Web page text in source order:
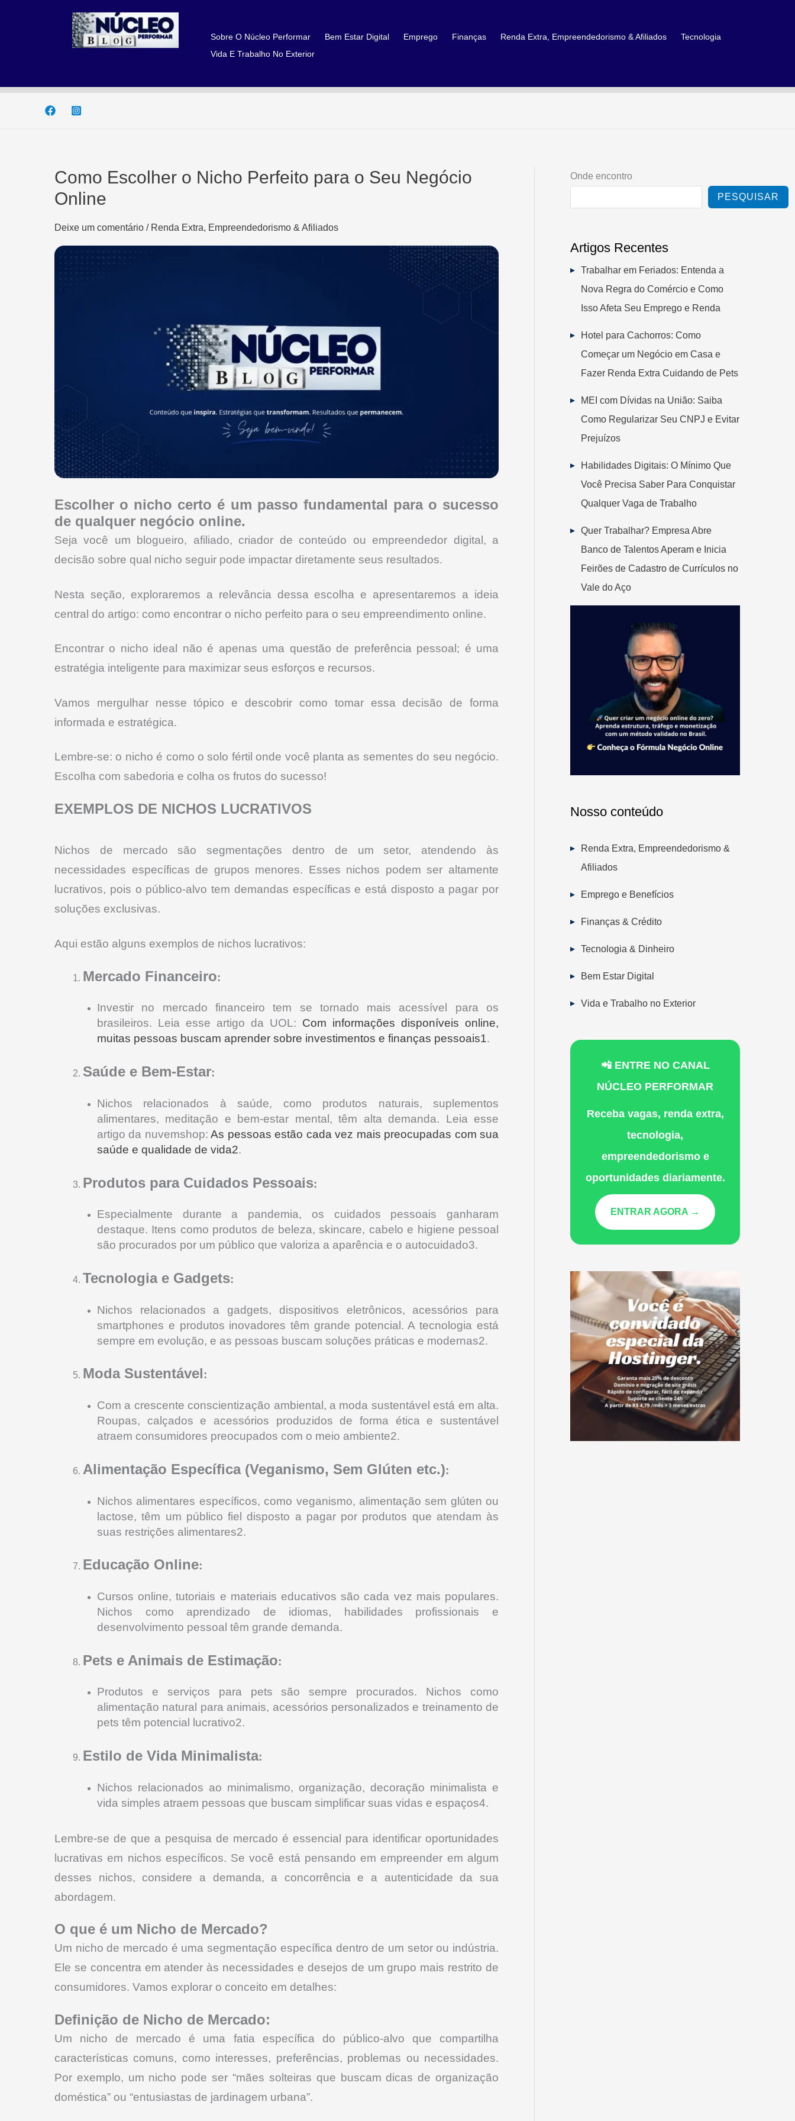
Sobre O Núcleo Performar Bem Estar Digital Emprego Finanças Renda Extra, Empreendedorismo & Afiliados
Tecnologia
Vida E Trabalho No Exterior
Como Escolher o Nicho Perfeito para o Seu Negócio
Online
Deixe um comentário / Renda Extra, Empreendedorismo & Afiliados
Escolher o nicho certo é um passo fundamental para o sucesso
de qualquer negócio online.
Seja você um blogueiro, afiliado, criador de conteúdo ou empreendedor digital, a
decisão sobre qual nicho seguir pode impactar diretamente seus resultados.
Nesta seção, exploraremos a relevância dessa escolha e apresentaremos a ideia
central do artigo: como encontrar o nicho perfeito para o seu empreendimento online.
Encontrar o nicho ideal não é apenas uma questão de preferência pessoal; é uma
estratégia inteligente para maximizar seus esforços e recursos.
Vamos mergulhar nesse tópico e descobrir como tomar essa decisão de forma
informada e estratégica.
Lembre-se: o nicho é como o solo fértil onde você planta as sementes do seu negócio.
Escolha com sabedoria e colha os frutos do sucesso!
EXEMPLOS DE NICHOS LUCRATIVOS
Nichos de mercado são segmentações dentro de um setor, atendendo às
necessidades específicas de grupos menores. Esses nichos podem ser altamente
lucrativos, pois o público-alvo tem demandas específicas e está disposto a pagar por
soluções exclusivas.
Aqui estão alguns exemplos de nichos lucrativos:
Mercado Financeiro:
Investir no mercado financeiro tem se tornado mais acessível para os
brasileiros. Leia esse artigo da UOL: Com informações disponíveis online,
muitas pessoas buscam aprender sobre investimentos e finanças pessoais1.
Saúde e Bem-Estar:
Nichos relacionados à saúde, como produtos naturais, suplementos
alimentares, meditação e bem-estar mental, têm alta demanda. Leia esse
artigo da nuvemshop:As pessoas estão cada vez mais preocupadas com sua
saúde e qualidade de vida2.
Produtos para Cuidados Pessoais:
Especialmente durante a pandemia, os cuidados pessoais ganharam
destaque. Itens como produtos de beleza, skincare, cabelo e higiene pessoal
são procurados por um público que valoriza a aparência e o autocuidado3.
Tecnologia e Gadgets:
Nichos relacionados a gadgets, dispositivos eletrônicos, acessórios para
smartphones e produtos inovadores têm grande potencial.A tecnologia está
sempre em evolução, e as pessoas buscam soluções práticas e modernas2.
Moda Sustentável:
Com a crescente conscientização ambiental, a moda sustentável está em alta.
Roupas, calçados e acessórios produzidos de forma ética e sustentável
atraem consumidores preocupados com o meio ambiente2.
Alimentação Específica (Veganismo, Sem Glúten etc.):
Nichos alimentares específicos, como veganismo, alimentação sem glúten ou
lactose, têm um público fiel disposto a pagar por produtos que atendam às
suas restrições alimentares2.
Educação Online:
Cursos online, tutoriais e materiais educativos são cada vez mais populares.
Nichos como aprendizado de idiomas, habilidades profissionais e
desenvolvimento pessoal têm grande demanda.
Pets e Animais de Estimação:
Produtos e serviços para pets são sempre procurados. Nichos como
alimentação natural para animais, acessórios personalizados e treinamento de
pets têm potencial lucrativo2.
Estilo de Vida Minimalista:
Nichos relacionados ao minimalismo, organização, decoração minimalista e
vida simples atraem pessoas que buscam simplificar suas vidas e espaços4.
Lembre-se de que a pesquisa de mercado é essencial para identificar oportunidades
lucrativas em nichos específicos. Se você está pensando em empreender em algum
desses nichos, considere a demanda, a concorrência e a autenticidade da sua
abordagem.
O que é um Nicho de Mercado?
Um nicho de mercado é uma segmentação específica dentro de um setor ou indústria.
Ele se concentra em atender às necessidades e desejos de um grupo mais restrito de
consumidores. Vamos explorar o conceito em detalhes:
Definição de Nicho de Mercado:
Um nicho de mercado é uma fatia específica do público-alvo que compartilha
características comuns, como interesses, preferências, problemas ou necessidades.
Por exemplo, um nicho pode ser “mães solteiras que buscam dicas de organização
doméstica” ou “entusiastas de jardinagem urbana”.
Onde encontro
PESQUISAR
Artigos Recentes
Trabalhar em Feriados: Entenda a
Nova Regra do Comércio e Como
Isso Afeta Seu Emprego e Renda
Hotel para Cachorros: Como
Começar um Negócio em Casa e
Fazer Renda Extra Cuidando de Pets
MEI com Dívidas na União: Saiba
Como Regularizar Seu CNPJ e Evitar
Prejuízos
Habilidades Digitais: O Mínimo Que
Você Precisa Saber Para Conquistar
Qualquer Vaga de Trabalho
Quer Trabalhar? Empresa Abre
Banco de Talentos Aperam e Inicia
Feirões de Cadastro de Currículos no
Vale do Aço
Nosso conteúdo
Renda Extra, Empreendedorismo &
Afiliados
Emprego e Benefícios
Finanças & Crédito
Tecnologia & Dinheiro
Bem Estar Digital
Vida e Trabalho no Exterior
📲 ENTRE NO CANAL
NÚCLEO PERFORMAR
Receba vagas, renda extra,
tecnologia,
empreendedorismo e
oportunidades diariamente.
ENTRAR AGORA →